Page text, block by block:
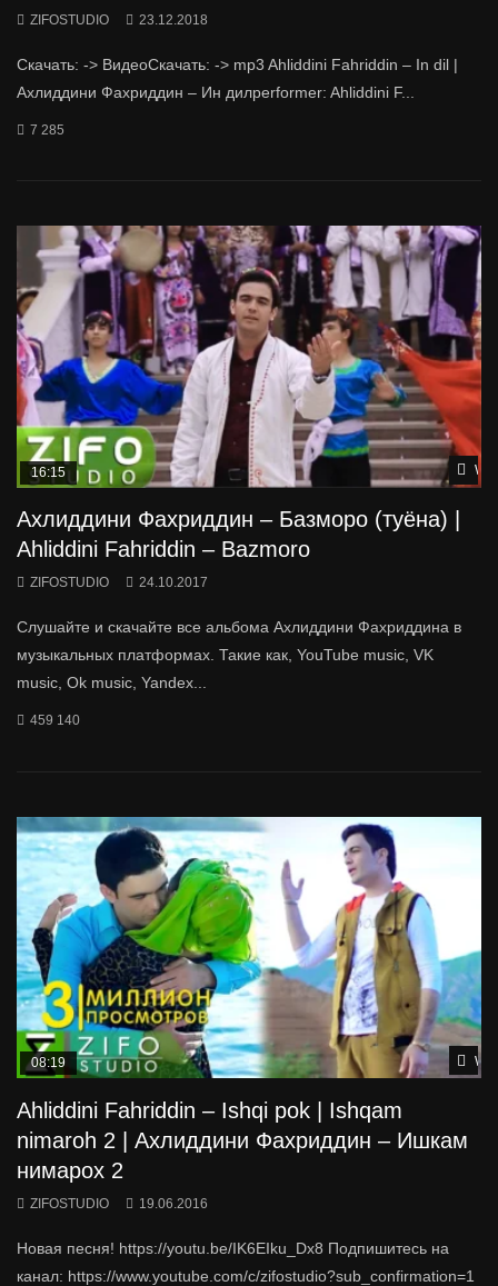
ZIFOSTUDIO 23.12.2018
Скачать: -> ВидеоСкачать: -> mp3 Ahliddini Fahriddin – In dil |
Ахлиддини Фахриддин – Ин дилperformer: Ahliddini F...
7 285
16:15
Ахлиддини Фахриддин – Базморо (туёна) |
Ahliddini Fahriddin – Bazmoro
ZIFOSTUDIO 24.10.2017
Слушайте и скачайте все альбома Ахлиддини Фахриддина в
музыкальных платформах. Такие как, YouTube music, VK
music, Ok music, Yandex...
459 140
08:19
Ahliddini Fahriddin – Ishqi pok | Ishqam
nimaroh 2 | Ахлиддини Фахриддин – Ишкам
нимарох 2
ZIFOSTUDIO 19.06.2016
Новая песня! https://youtu.be/IK6EIku_Dx8 Подпишитесь на
канал: https://www.youtube.com/c/zifostudio?sub_confirmation=1